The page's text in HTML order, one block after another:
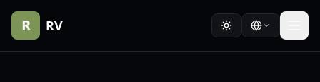
R RV